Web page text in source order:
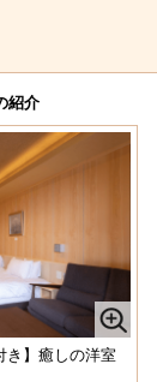
料金53,900円～(2名
用時)
4名様
】スイートルー
煙
料金72,600円～
用時)
～4名様
露天風呂＞洋室
料金45,650円～(2名
用時)
～2名様
紹介
き】癒しの洋室